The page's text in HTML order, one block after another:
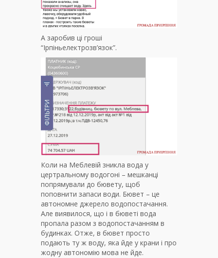
А заробив ці гроші
“Ірпіньелектрозв’язок”.
Коли на Меблевій зникла вода у
цертральному водогоні – мешканці
попрямували до бювету, щоб
поповнити запаси води. Бювет – це
автономне джерело водопостачання.
Але виявилося, що і в бюветі вода
пропала разом з водопостачанням в
будинках. Отже, в бювет просто
подають ту ж воду, яка йде у крани і про
жодну автономію мова не йде.